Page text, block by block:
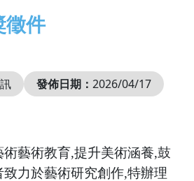
徵件
發佈日期： 2026/04/17
藝術教育,提升美術涵養,鼓
力於藝術研究創作,特辦理